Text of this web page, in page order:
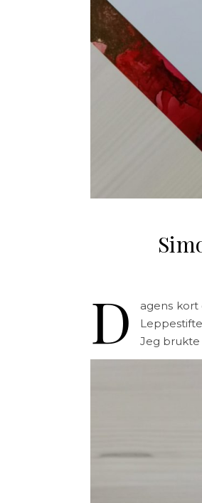
D
agens kort
Jeg brukte